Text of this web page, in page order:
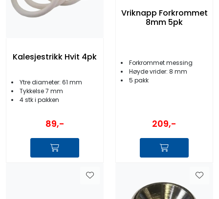
Kalesjestrikk Hvit 4pk
Ytre diameter: 61 mm
Tykkelse 7 mm
4 stk i pakken
89,-
Vriknapp Forkrommet
8mm 5pk
Forkrommet messing
Høyde vrider: 8 mm
5 pakk
209,-